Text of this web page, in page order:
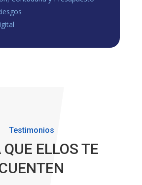
Testimonios
ELLOS TE